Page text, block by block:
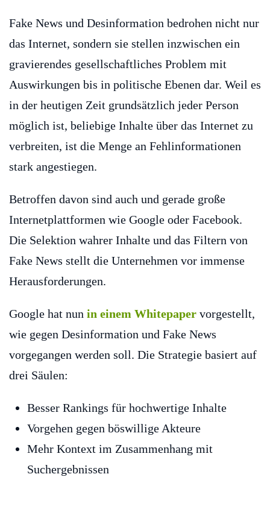
Fake News und Desinformation bedrohen nicht nur
das Internet, sondern sie stellen inzwischen ein
gravierendes gesellschaftliches Problem mit
Auswirkungen bis in politische Ebenen dar. Weil es
in der heutigen Zeit grundsätzlich jeder Person
möglich ist, beliebige Inhalte über das Internet zu
verbreiten, ist die Menge an Fehlinformationen
stark angestiegen.
Betroffen davon sind auch und gerade große
Internetplattformen wie Google oder Facebook.
Die Selektion wahrer Inhalte und das Filtern von
Fake News stellt die Unternehmen vor immense
Herausforderungen.
Google hat nun in einem Whitepaper vorgestellt,
wie gegen Desinformation und Fake News
vorgegangen werden soll. Die Strategie basiert auf
drei Säulen:
Besser Rankings für hochwertige Inhalte
Vorgehen gegen böswillige Akteure
Mehr Kontext im Zusammenhang mit
Suchergebnissen